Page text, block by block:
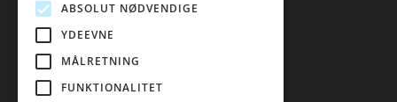
ABSOLUT NØDVENDIGE
YDEEVNE
MÅLRETNING
FUNKTIONALITET